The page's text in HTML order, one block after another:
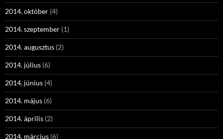
2014. október (4)
2014. szeptember (1)
2014. augusztus (2)
2014. július (6)
2014. június (4)
2014. május (6)
2014. április (2)
2014. március (6)